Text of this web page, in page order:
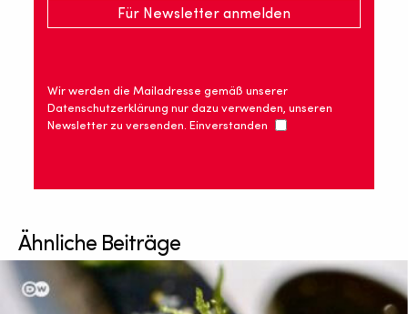
Wir werden die Mailadresse gemäß unserer
Datenschutzerklärung nur dazu verwenden, unseren
Newsletter zu versenden. Einverstanden
Ähnliche Beiträge